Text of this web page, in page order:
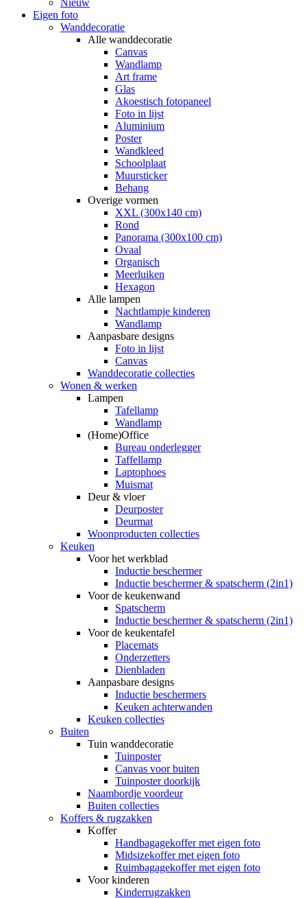
Eigen foto
Wanddecoratie
Alle wanddecoratie
Canvas
Wandlamp
Art frame
Glas
Akoestisch fotopaneel
Foto in lijst
Aluminium
Poster
Wandkleed
Schoolplaat
Muursticker
Behang
Overige vormen
XXL (300x140 cm)
Rond
Panorama (300x100 cm)
Ovaal
Organisch
Meerluiken
Hexagon
Alle lampen
Nachtlampje kinderen
Wandlamp
Aanpasbare designs
Foto in lijst
Canvas
Wanddecoratie collecties
Wonen & werken
Lampen
Tafellamp
Wandlamp
(Home)Office
Bureau onderlegger
Taffellamp
Laptophoes
Muismat
Deur & vloer
Deurposter
Deurmat
Woonproducten collecties
Keuken
Voor het werkblad
Inductie beschermer
Inductie beschermer & spatscherm (2in1)
Voor de keukenwand
Spatscherm
Inductie beschermer & spatscherm (2in1)
Voor de keukentafel
Placemats
Onderzetters
Dienbladen
Aanpasbare designs
Inductie beschermers
Keuken achterwanden
Keuken collecties
Buiten
Tuin wanddecoratie
Tuinposter
Canvas voor buiten
Tuinposter doorkijk
Naambordje voordeur
Buiten collecties
Koffers & rugzakken
Koffer
Handbagagekoffer met eigen foto
Midsizekoffer met eigen foto
Ruimbagagekoffer met eigen foto
Voor kinderen
Kinderrugzakken